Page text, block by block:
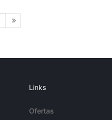
Links
Ofertas